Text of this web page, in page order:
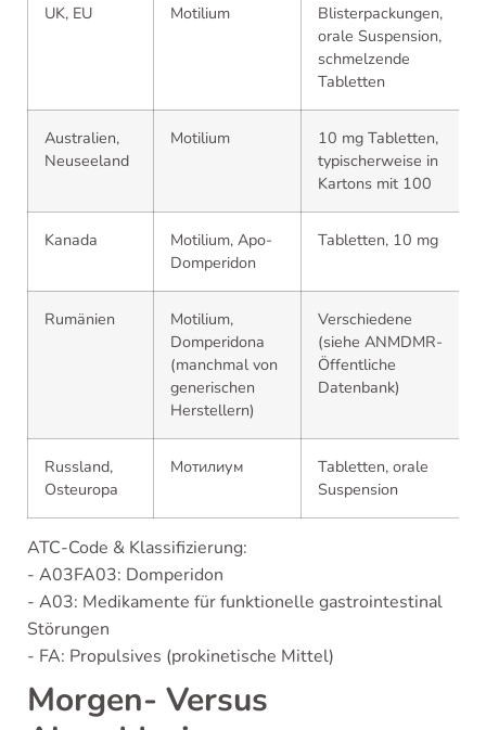
UK, EU Motilium
Blisterpackungen,
orale Suspension,
schmelzende
Tabletten
Australien,
Neuseeland
Motilium
10 mg Tabletten,
typischerweise in
Kartons mit 100
Kanada
Motilium, Apo-
Domperidon
Tabletten, 10 mg
Rumänien
Motilium,
Domperidona
(manchmal von
generischen
Herstellern)
Verschiedene
(siehe ANMDMR-
Öffentliche
Datenbank)
Russland,
Osteuropa
Мотилиум
Tabletten, orale
Suspension
ATC-Code & Klassifizierung:
- A03FA03: Domperidon
- A03: Medikamente für funktionelle gastrointestinal
Störungen
- FA: Propulsives (prokinetische Mittel)
Morgen- Versus